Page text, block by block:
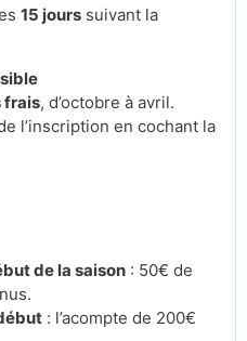
15 jours suivant la
frais, d’octobre à avril.
l’inscription en cochant la
de la saison : 50€ de
: l’acompte de 200€